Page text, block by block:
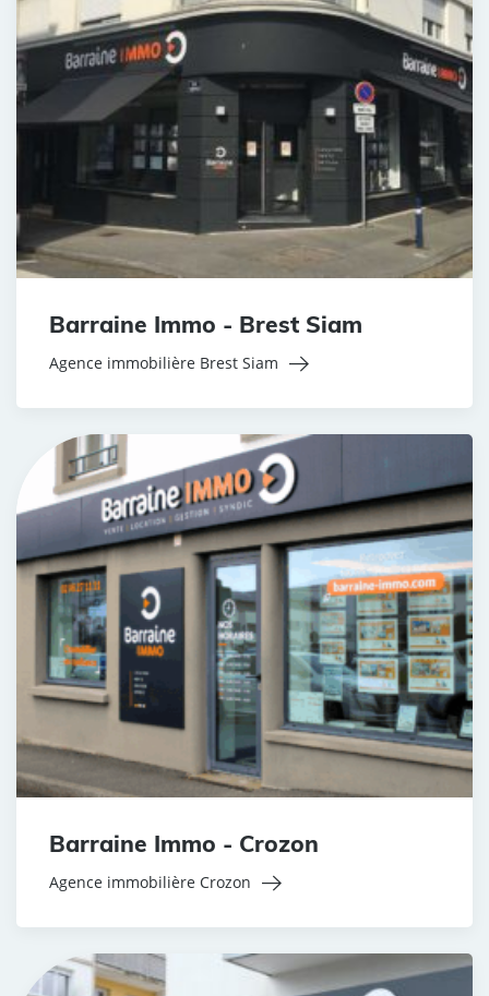
Barraine Immo - Brest Siam
Agence immobilière Brest Siam
Barraine Immo - Crozon
Agence immobilière Crozon